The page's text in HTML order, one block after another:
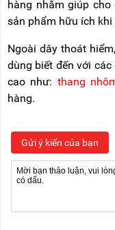
hàng nhằm giúp
sản phẩm hữu ích
Ngoài dây thoát
dùng biết đến với
cao như: thang
hàng.
Gửi ý kiến của bạn